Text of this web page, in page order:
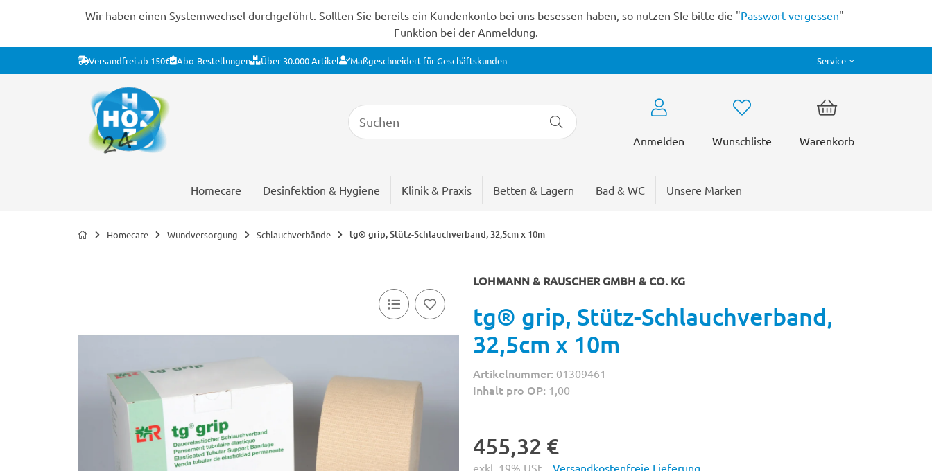
Wir haben einen Systemwechsel durchgeführt. Sollten Sie bereits ein Kundenkonto bei uns besessen haben, so nutzen SIe bitte die "Passwort vergessen"-
Funktion bei der Anmeldung.
Versandfrei ab 150€ Abo-Bestellungen Über 30.000 Artikel Maßgeschneidert für Geschäftskunden Service
Anmelden Wunschliste Warenkorb
Homecare Desinfektion & Hygiene Klinik & Praxis Betten & Lagern Bad & WC Unsere Marken
Homecare Wundversorgung Schlauchverbände tg® grip, Stütz-Schlauchverband, 32,5cm x 10m
LOHMANN & RAUSCHER GMBH & CO. KG
tg® grip, Stütz-Schlauchverband,
32,5cm x 10m
Artikelnummer: 01309461
Inhalt pro OP: 1,00
455,32 €
exkl. 19% USt. , Versandkostenfreie Lieferung